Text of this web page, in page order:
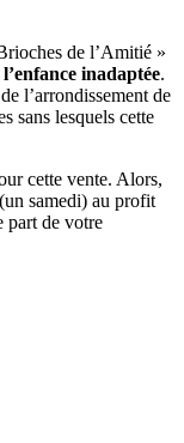
de l’Amitié »
inadaptée.
l’arrondissement de
sans lesquels cette
cette vente. Alors,
samedi) au profit
part de votre